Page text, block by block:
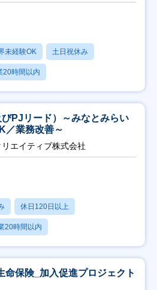
未経験OK 土日祝休み
20時間以内
PJリード）～みなとみらい
／業務改善～
エイティブ株式会社
休日120日以上
20時間以内
命保険_加入促進プロジェクト